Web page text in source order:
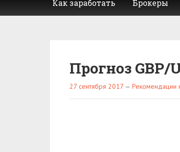
Как заработать Брокеры
Прогноз GBP/
27 сентября 2017 — Рекомендации